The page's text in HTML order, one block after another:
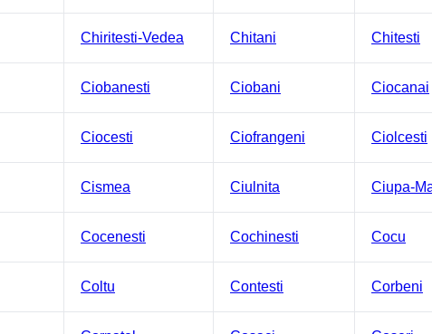
Chiritesti-Vedea Chitani Chitesti
Ciobanesti Ciobani Ciocanai
Ciocesti Ciofrangeni Ciolcesti
Cismea Ciulnita Ciupa-
Cocenesti Cochinesti Cocu
Coltu Contesti Corbeni